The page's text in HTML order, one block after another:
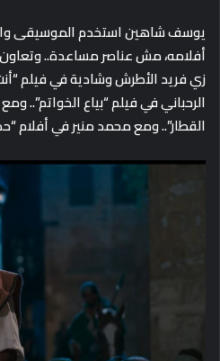
يوسف شاهين استخدم الموسيقى
أفلامه، مش عناصر مساعدة..
زي فريد الأطرش وشادية في فيلم
الرحباني في فيلم “بياع الخواتم”..
القطار”.. ومع محمد منير في أفلام